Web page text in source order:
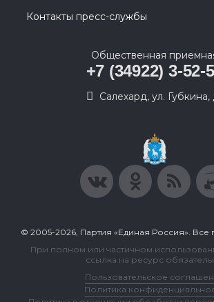
Контакты пресс-службы
Общественная
+7 (34922) 3-52-
Салехард, ул. Губкина,
© 2005-2026, Партия «Единая Россия».
При полном или частичном
ссылка на ресурс
Пользовательское
Политика